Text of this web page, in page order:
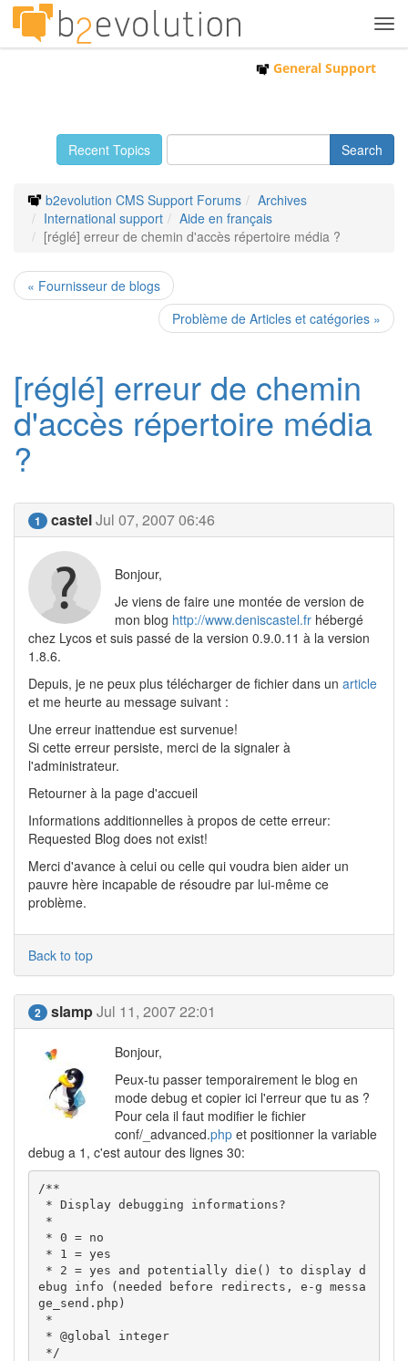
General Support
Recent Topics
b2evolution CMS Support Forums
Archives
International support
Aide en français
[réglé] erreur de chemin d'accès répertoire média ?
« Fournisseur de blogs
Problème de Articles et catégories »
[réglé] erreur de chemin
d'accès répertoire média
?
1 castelJul 07, 2007 06:46
Bonjour,
Je viens de faire une montée de version de
mon blog http://www.deniscastel.fr hébergé
chez Lycos et suis passé de la version 0.9.0.11 à la version
1.8.6.
Depuis, je ne peux plus télécharger de fichier dans un article
et me heurte au message suivant :
Une erreur inattendue est survenue!
Si cette erreur persiste, merci de la signaler à
l'administrateur.
Retourner à la page d'accueil
Informations additionnelles à propos de cette erreur:
Requested Blog does not exist!
Merci d'avance à celui ou celle qui voudra bien aider un
pauvre hère incapable de résoudre par lui-même ce
problème.
Back to top
2 slampJul 11, 2007 22:01
Bonjour,
Peux-tu passer temporairement le blog en
mode debug et copier ici l'erreur que tu as ?
Pour cela il faut modifier le fichier
conf/_advanced.php et positionner la variable
debug a 1, c'est autour des lignes 30:
/**
ebug info (needed before redirects, e-g messa
ge_send.php)